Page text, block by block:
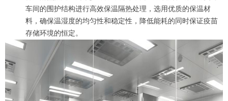
车间的围护结构进行高效保温隔热处理，选用优质的保温材
料，确保温湿度的均匀性和稳定性，降低能耗的同时保证疫苗
存储环境的恒定。